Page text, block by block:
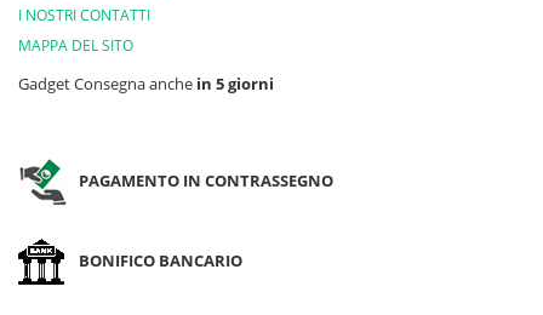
I NOSTRI CONTATTI
MAPPA DEL SITO
Gadget Consegna anche in 5 giorni
PAGAMENTO IN CONTRASSEGNO
BONIFICO BANCARIO